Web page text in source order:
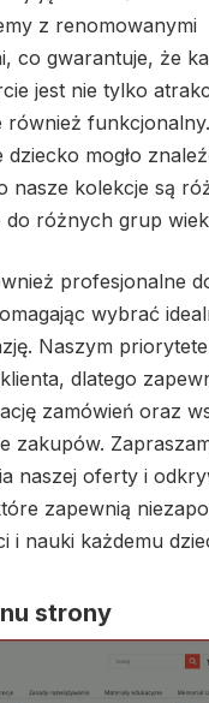
z renomowanymi
co gwarantuje, że
jest nie tylko
również
mogło
nasze kolekcje są
do różnych grup
profesjonalne
wybrać
Naszym
dlatego
zamówień oraz
zakupów.
naszej oferty i
zapewnią
i nauki każdemu
strony